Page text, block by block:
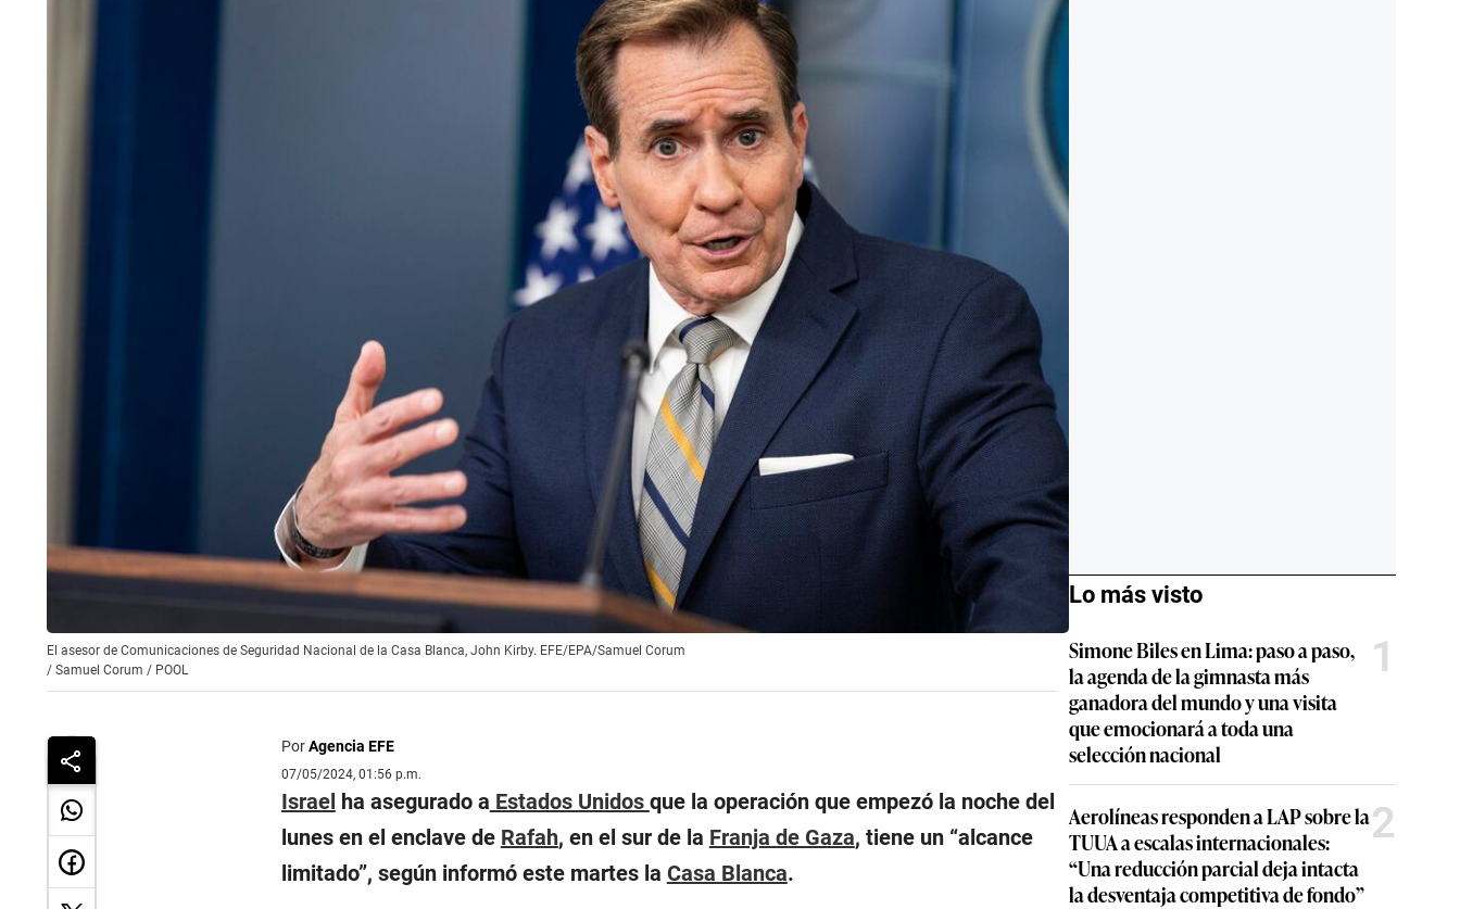
El asesor de Comunicaciones de Seguridad Nacional de la Casa Blanca, John Kirby. EFE/EPA/Samuel Corum
/ Samuel Corum / POOL
PorAgencia EFE
07/05/2024, 01:56 p.m.
Israel ha asegurado a Estados Unidos que la operación que empezó la noche del
lunes en el enclave de Rafah, en el sur de la Franja de Gaza, tiene un “alcance
limitado”, según informó este martes la Casa Blanca.
Lo más visto
Simone Biles en Lima: paso a paso,
la agenda de la gimnasta más
ganadora del mundo y una visita
que emocionará a toda una
selección nacional
1
Aerolíneas responden a LAP sobre la
TUUA a escalas internacionales:
“Una reducción parcial deja intacta
la desventaja competitiva de fondo”
2